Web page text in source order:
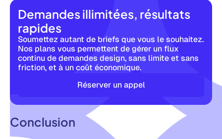
Demandes illimitées, résultats
rapides
Soumettez autant de briefs que vous le souhaitez.
Nos plans vous permettent de gérer un flux
continu de demandes design, sans limite et sans
friction, et à un coût économique.
Réserver un appel
Conclusion